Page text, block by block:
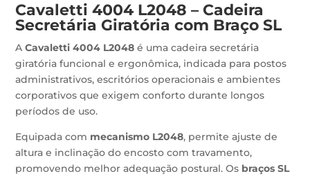
Cavaletti 4004 L2048 – Cadeira
Secretária Giratória com Braço SL
ACavaletti 4004 L2048 é uma cadeira secretária
giratória funcional e ergonômica, indicada para postos
administrativos, escritórios operacionais e ambientes
corporativos que exigem conforto durante longos
períodos de uso.
Equipada com mecanismo L2048, permite ajuste de
altura e inclinação do encosto com travamento,
promovendo melhor adequação postural. Os braços SL